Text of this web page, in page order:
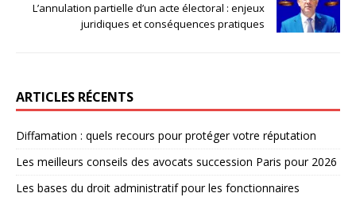
L’annulation partielle d’un acte électoral : enjeux
juridiques et conséquences pratiques
ARTICLES RÉCENTS
Diffamation : quels recours pour protéger votre réputation
Les meilleurs conseils des avocats succession Paris pour 2026
Les bases du droit administratif pour les fonctionnaires